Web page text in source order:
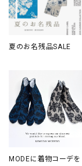
夏のお名残品SALE
MODEに着物コーデを